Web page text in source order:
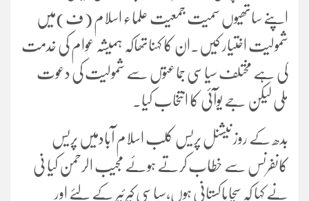
اپنے ساتھیوں سمیت جمعیت علماء اسلام (ف)میں
شمولیت اختیار کیں۔ان کا کہناتھاکہ ہمیشہ عوام کی خدمت
کی ہے مختلف سیاسی جماعتوں سے شمولیت کی دعوت
ملی لیکن جے یوآئی کا انتخاب کیا۔
بدھ کے روز نیشنل پریس کلب اسلام آبادمیں پریس
کانفرنس سے خطاب کرتے ہوئے مجیب الرحمن کیا نی
نے کہا کہ سچاپاکستانی ہوں،سیاسی کیرئیر کے لئے اور